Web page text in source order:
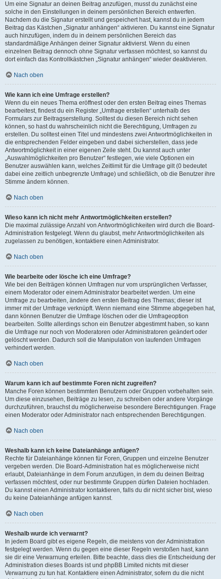
Um eine Signatur an deinen Beitrag anzufügen, musst du zunächst eine
solche in den Einstellungen in deinem persönlichen Bereich entwerfen.
Nachdem du die Signatur erstellt und gespeichert hast, kannst du in jedem
Beitrag das Kästchen „Signatur anhängen“ aktivieren. Du kannst eine Signatur
auch hinzufügen, indem du in deinem persönlichen Bereich das
standardmäßige Anhängen deiner Signatur aktivierst. Wenn du einen
einzelnen Beitrag dennoch ohne Signatur verfassen möchtest, so kannst du
dort einfach das Kontrollkästchen „Signatur anhängen“ wieder deaktivieren.
Nach oben
Wie kann ich eine Umfrage erstellen?
Wenn du ein neues Thema eröffnest oder den ersten Beitrag eines Themas
bearbeitest, findest du ein Register „Umfrage erstellen“ unterhalb des
Formulars zur Beitragserstellung. Solltest du diesen Bereich nicht sehen
können, so hast du wahrscheinlich nicht die Berechtigung, Umfragen zu
erstellen. Du solltest einen Titel und mindestens zwei Antwortmöglichkeiten in
die entsprechenden Felder eingeben und dabei sicherstellen, dass jede
Antwortmöglichkeit in einer eigenen Zeile steht. Du kannst auch unter
„Auswahlmöglichkeiten pro Benutzer“ festlegen, wie viele Optionen ein
Benutzer auswählen kann, welches Zeitlimit für die Umfrage gilt (0 bedeutet
dabei eine zeitlich unbegrenzte Umfrage) und schließlich, ob die Benutzer ihre
Stimme ändern können.
Nach oben
Wieso kann ich nicht mehr Antwortmöglichkeiten erstellen?
Die maximal zulässige Anzahl von Antwortmöglichkeiten wird durch die Board-
Administration festgelegt. Wenn du glaubst, mehr Antwortmöglichkeiten als
zugelassen zu benötigen, kontaktiere einen Administrator.
Nach oben
Wie bearbeite oder lösche ich eine Umfrage?
Wie bei den Beiträgen können Umfragen nur vom ursprünglichen Verfasser,
einem Moderator oder einem Administrator bearbeitet werden. Um eine
Umfrage zu bearbeiten, ändere den ersten Beitrag des Themas; dieser ist
immer mit der Umfrage verknüpft. Wenn niemand eine Stimme abgegeben hat,
dann können Benutzer die Umfrage löschen oder die Umfrageoption
bearbeiten. Sollte allerdings schon ein Benutzer abgestimmt haben, so kann
die Umfrage nur noch von Moderatoren oder Administratoren geändert oder
gelöscht werden. Dadurch soll die Manipulation von laufenden Umfragen
verhindert werden.
Nach oben
Warum kann ich auf bestimmte Foren nicht zugreifen?
Manche Foren können bestimmten Benutzern oder Gruppen vorbehalten sein.
Um diese einzusehen, Beiträge zu lesen, zu schreiben oder andere Vorgänge
durchzuführen, brauchst du möglicherweise besondere Berechtigungen. Frage
einen Moderator oder Administrator nach entsprechenden Berechtigungen.
Nach oben
Weshalb kann ich keine Dateianhänge anfügen?
Rechte für Dateianhänge können für Foren, Gruppen und einzelne Benutzer
vergeben werden. Die Board-Administration hat es möglicherweise nicht
erlaubt, Dateianhänge in dem Forum anzufügen, in dem du deinen Beitrag
verfassen möchtest, oder nur bestimmte Gruppen dürfen Dateien hochladen.
Du kannst einen Administrator kontaktieren, falls du dir nicht sicher bist, wieso
du keine Dateianhänge anfügen kannst.
Nach oben
Weshalb wurde ich verwarnt?
In jedem Board gibt es eigene Regeln, die meistens von der Administration
festgelegt werden. Wenn du gegen eine dieser Regeln verstoßen hast, kann
sie dir eine Verwarnung erteilen. Bitte beachte, dass dies die Entscheidung der
Administration dieses Boards ist und phpBB Limited nichts mit dieser
Verwarnung zu tun hat. Kontaktiere einen Administrator, sofern du die nicht